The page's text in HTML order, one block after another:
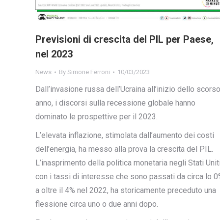
Previsioni di crescita del PIL per Paese,
nel 2023
News By Simone Ferroni 10/03/2023
Dall’invasione russa dell’Ucraina all’inizio dello scorso
anno, i discorsi sulla recessione globale hanno
dominato le prospettive per il 2023.
L’elevata inflazione, stimolata dall’aumento dei costi
dell’energia, ha messo alla prova la crescita del PIL.
L’inasprimento della politica monetaria negli Stati
con i tassi di interesse che sono passati da circa lo
a oltre il 4% nel 2022, ha storicamente preceduto una
flessione circa uno o due anni dopo.